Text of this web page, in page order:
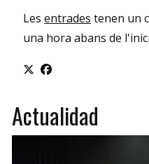
Les entrades tenen un
una hora abans de
Actualidad